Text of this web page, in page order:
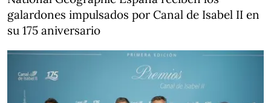
galardones impulsados por Canal de Isabel II en
su 175 aniversario